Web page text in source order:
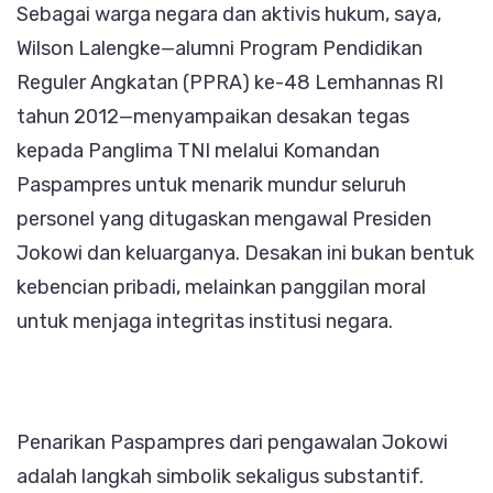
Sebagai warga negara dan aktivis hukum, saya,
Wilson Lalengke—alumni Program Pendidikan
Reguler Angkatan (PPRA) ke-48 Lemhannas RI
tahun 2012—menyampaikan desakan tegas
kepada Panglima TNI melalui Komandan
Paspampres untuk menarik mundur seluruh
personel yang ditugaskan mengawal Presiden
Jokowi dan keluarganya. Desakan ini bukan bentuk
kebencian pribadi, melainkan panggilan moral
untuk menjaga integritas institusi negara.
Penarikan Paspampres dari pengawalan Jokowi
adalah langkah simbolik sekaligus substantif.